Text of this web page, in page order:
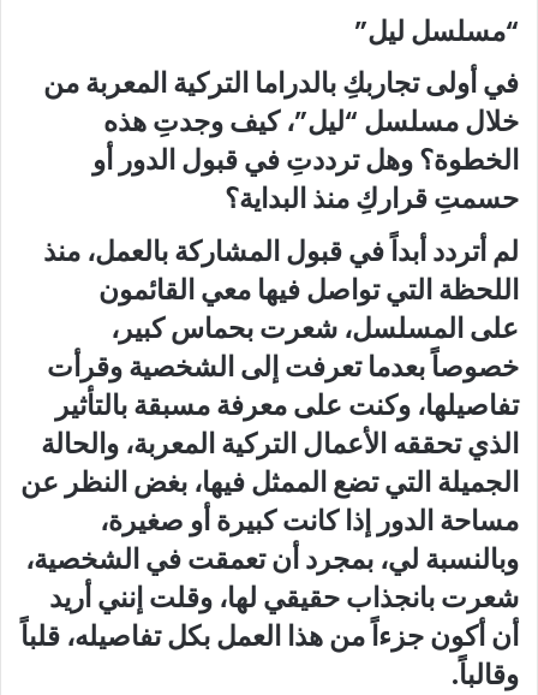
“مسلسل ليل”
في أولى تجاربكِ بالدراما التركية المعربة من
خلال مسلسل “ليل”، كيف وجدتِ هذه
الخطوة؟ وهل ترددتِ في قبول الدور أو
حسمتِ قراركِ منذ البداية؟
لم أتردد أبداً في قبول المشاركة بالعمل، منذ
اللحظة التي تواصل فيها معي القائمون
على المسلسل، شعرت بحماس كبير،
خصوصاً بعدما تعرفت إلى الشخصية وقرأت
تفاصيلها، وكنت على معرفة مسبقة بالتأثير
الذي تحققه الأعمال التركية المعربة، والحالة
الجميلة التي تضع الممثل فيها، بغض النظر عن
مساحة الدور إذا كانت كبيرة أو صغيرة،
وبالنسبة لي، بمجرد أن تعمقت في الشخصية،
شعرت بانجذاب حقيقي لها، وقلت إنني أريد
أن أكون جزءاً من هذا العمل بكل تفاصيله، قلباً
وقالباً.